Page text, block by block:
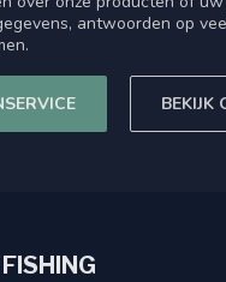
antwoorden op
BEKIJK